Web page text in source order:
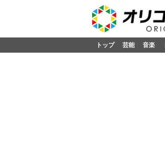
トップ 芸能 音楽